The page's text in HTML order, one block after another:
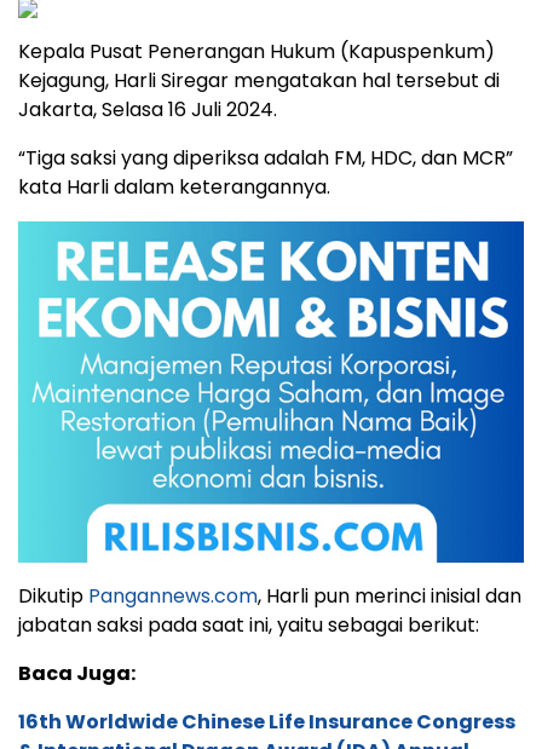
Kepala Pusat Penerangan Hukum (Kapuspenkum)
Kejagung, Harli Siregar mengatakan hal tersebut di
Jakarta, Selasa 16 Juli 2024.
“Tiga saksi yang diperiksa adalah FM, HDC, dan MCR”
kata Harli dalam keterangannya.
Dikutip Pangannews.com, Harli pun merinci inisial dan
jabatan saksi pada saat ini, yaitu sebagai berikut:
Baca Juga:
16th Worldwide Chinese Life Insurance Congress